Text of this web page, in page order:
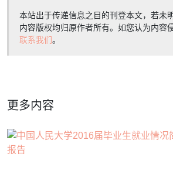
本站出于传递信息之目的刊登本文，若未
内容版权均归原作者所有。如您认为内容
联系我们。
更多内容